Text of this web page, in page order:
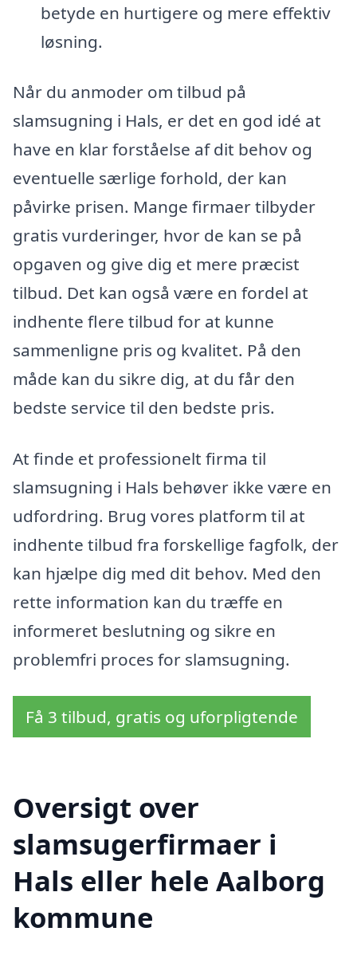
betyde en hurtigere og mere effektiv
løsning.
Når du anmoder om tilbud på
slamsugning i Hals, er det en god idé at
have en klar forståelse af dit behov og
eventuelle særlige forhold, der kan
påvirke prisen. Mange firmaer tilbyder
gratis vurderinger, hvor de kan se på
opgaven og give dig et mere præcist
tilbud. Det kan også være en fordel at
indhente flere tilbud for at kunne
sammenligne pris og kvalitet. På den
måde kan du sikre dig, at du får den
bedste service til den bedste pris.
At finde et professionelt firma til
slamsugning i Hals behøver ikke være en
udfordring. Brug vores platform til at
indhente tilbud fra forskellige fagfolk, der
kan hjælpe dig med dit behov. Med den
rette information kan du træffe en
informeret beslutning og sikre en
problemfri proces for slamsugning.
Få 3 tilbud, gratis og uforpligtende
Oversigt over
slamsugerfirmaer i
Hals eller hele Aalborg
kommune